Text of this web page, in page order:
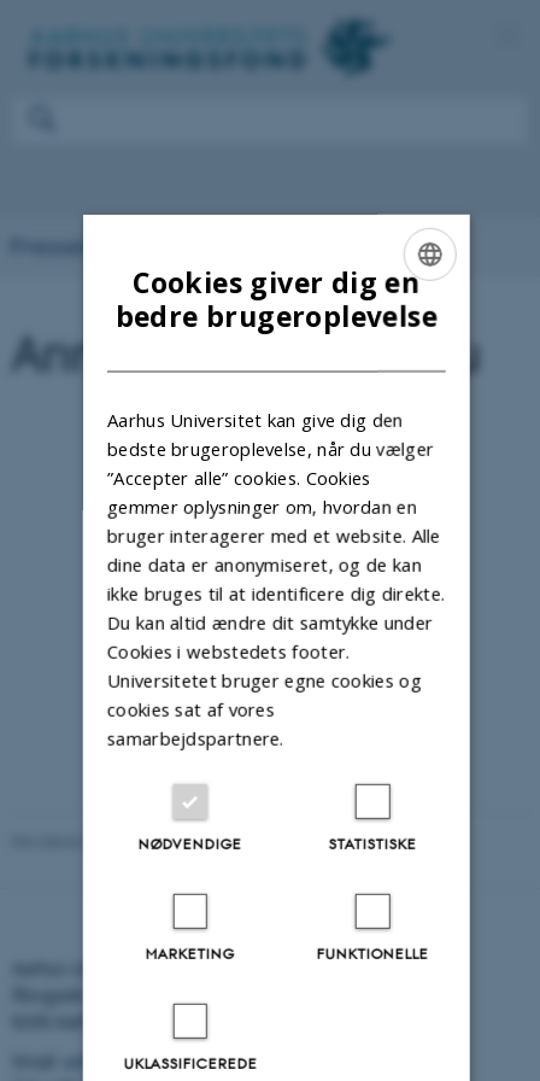
Presserum
Anne Sophie Refskou
Revideret 04.06.2026-AUFF
auff@auff.dk
ENGLISH
Cookies giver dig en
bedre brugeroplevelse
Aarhus Universitet kan give dig den
bedste brugeroplevelse, når du vælger
”Accepter alle” cookies. Cookies
gemmer oplysninger om, hvordan en
bruger interagerer med et website. Alle
dine data er anonymiseret, og de kan
ikke bruges til at identificere dig direkte.
Du kan altid ændre dit samtykke under
Cookies i webstedets footer.
Universitetet bruger egne cookies og
cookies sat af vores
samarbejdspartnere.
NØDVENDIGE STATISTISKE
MARKETING FUNKTIONELLE
UKLASSIFICEREDE